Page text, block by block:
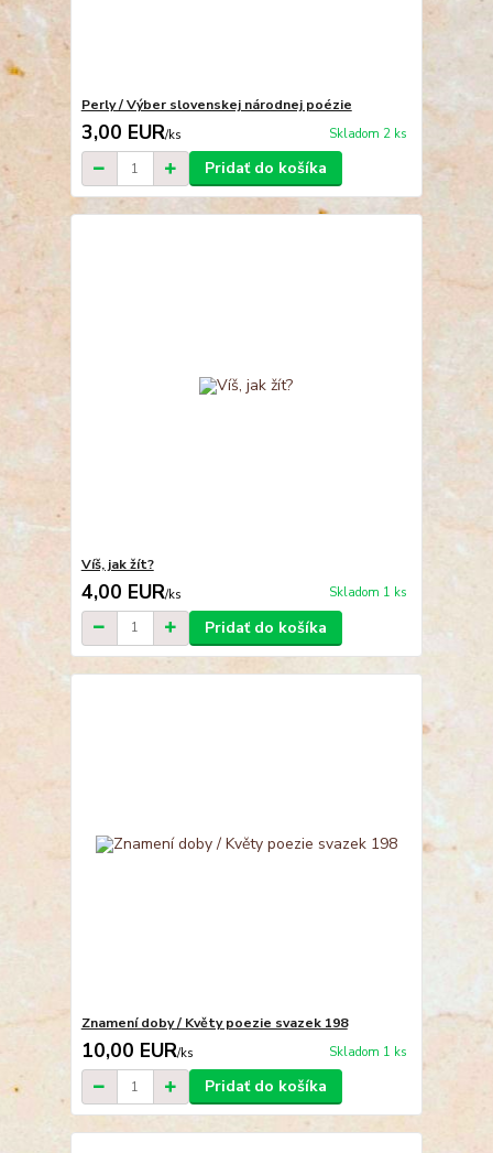
Perly / Výber slovenskej národnej poézie
3,00 EUR/ks Skladom 2 ks
Pridať do košíka
Víš, jak žít?
4,00 EUR/ks Skladom 1 ks
Pridať do košíka
Znamení doby / Květy poezie svazek 198
10,00 EUR/ks Skladom 1 ks
Pridať do košíka